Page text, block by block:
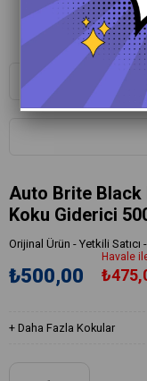
Auto Brite Black
Koku Giderici
Orijinal Ürün - Yetkili Satıcı
₺500,00
Havale
+ Daha Fazla Kokular